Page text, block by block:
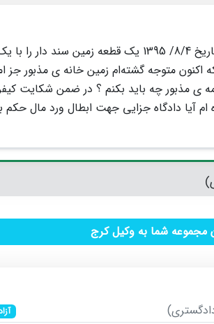
با سلام و خسته نباشید. اینجانب در تاریخ 8/4/ 1395 یک قطعه زمین سند
اکنون متوجه گشته‌ام زمین خانه ی مذبور جز
ی مذبور چه باید بکنم ؟ در ضمن شکایت
آیا دادگاه جزایی جهت ابطال ورد مال حکم
مجموعه شما به وکیل کرج